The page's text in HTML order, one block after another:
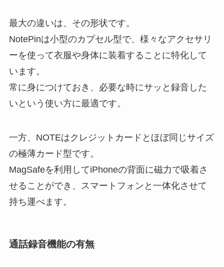
最大の違いは、その形状です。
NotePinは小型のカプセル型で、様々なアクセサリ
ーを使って衣服や身体に装着することに特化して
います。
常に身につけておき、必要な時にサッと録音した
いという使い方に最適です。
一方、NOTEはクレジットカードとほぼ同じサイズ
の極薄カード型です。
MagSafeを利用してiPhoneの背面に磁力で吸着さ
せることができ、スマートフォンと一体化させて
持ち運べます。
通話録音機能の有無